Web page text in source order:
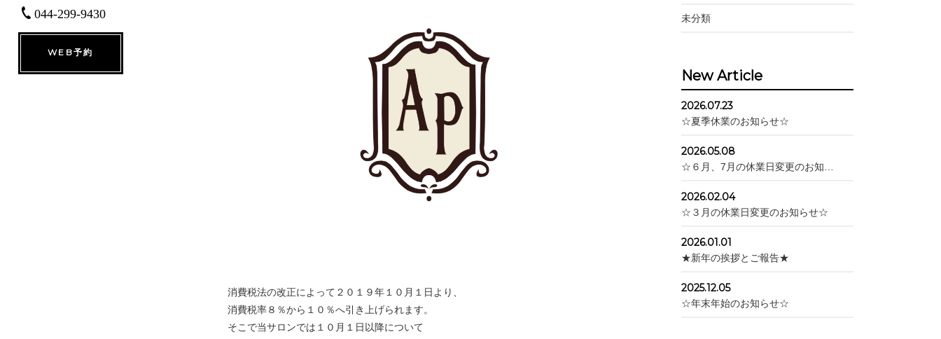
044-299-9430
WEB予約
消費税法の改正によって２０１９年１０月１日より、
消費税率８％から１０％へ引き上げられます。
そこで当サロンでは１０月１日以降について
未分類
New Article
2026.07.23
☆夏季休業のお知らせ☆
2026.05.08
☆６月、7月の休業日変更のお知…
2026.02.04
☆３月の休業日変更のお知らせ☆
2026.01.01
★新年の挨拶とご報告★
2025.12.05
☆年末年始のお知らせ☆